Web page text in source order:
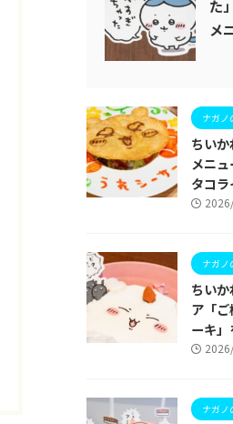
た
メ
ナガノ
ちい
メニ
タコ
ナガノ
ちい
ア「
ーキ
ナガノ